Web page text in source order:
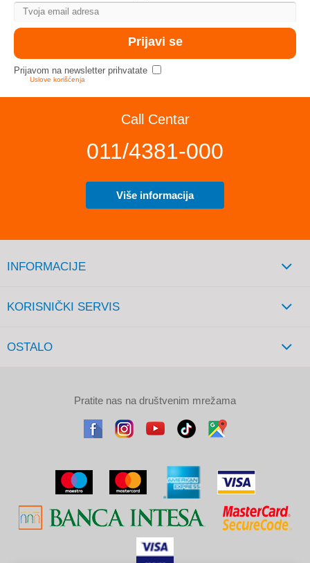
Prijavom na newsletter prihvatate
Uslove korišćenja
Call Centar
011/4381-000
Više informacija
INFORMACIJE
KORISNIČKI SERVIS
OSTALO
Pratite nas na društvenim mrežama